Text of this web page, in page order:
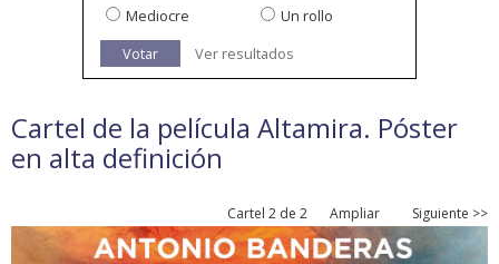
Mediocre
Un rollo
Votar
Ver resultados
Cartel de la película Altamira. Póster
en alta definición
Cartel 2 de 2 Ampliar Siguiente >>